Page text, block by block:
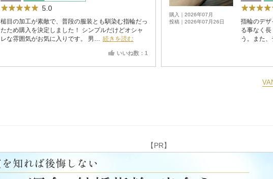
5.0
槌目の加工が素敵で、普段の服装とも馴染む指輪だっ
たため購入を決定しました！ シンプルだけどオシャ
レな雰囲気がお気に入りです。 男… 続きを読む
いいね数：1
購入｜2026年07月
投稿｜2026年07月26日
指輪のデ
る事なく
う。また
【PR】